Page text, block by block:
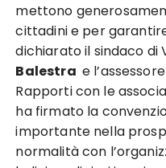
mettono
cittadini e per
dichiarato il sindaco di
Balestra e
Rapporti con le
ha firmato la
importante nella
normalità con